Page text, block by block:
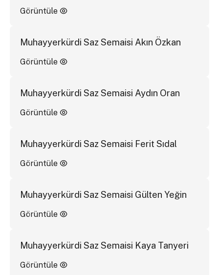
Görüntüle
Muhayyerkürdi Saz Semaisi Akın Özkan
Görüntüle
Muhayyerkürdi Saz Semaisi Aydın Oran
Görüntüle
Muhayyerkürdi Saz Semaisi Ferit Sıdal
Görüntüle
Muhayyerkürdi Saz Semaisi Gülten Yeğin
Görüntüle
Muhayyerkürdi Saz Semaisi Kaya Tanyeri
Görüntüle